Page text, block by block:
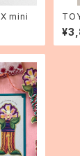
mini
リッ